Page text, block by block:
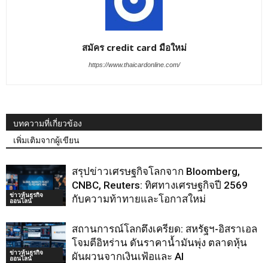
สมัคร credit card มือใหม่
https://www.thaicardonline.com/
บทความที่เกี่ยวข้อง
เพิ่มเติมจากผู้เขียน
ข่าวหุ้นธุรกิจ
ออนไลน์
สรุปข่าวเศรษฐกิจโลกจาก Bloomberg,
CNBC, Reuters: ทิศทางเศรษฐกิจปี 2569
กับความท้าทายและโอกาสใหม่
ข่าวหุ้นธุรกิจ
ออนไลน์
สถานการณ์โลกตึงเครียด: สหรัฐฯ-อิสราเอล
โจมตีอิหร่าน ดันราคาน้ำมันพุ่ง ตลาดหุ้น
ผันผวนจากเงินเฟ้อและ AI